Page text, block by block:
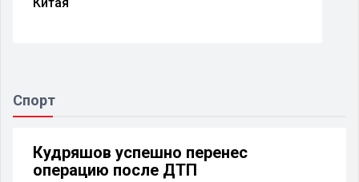
Спорт
Кудряшов успешно перенес
операцию после ДТП